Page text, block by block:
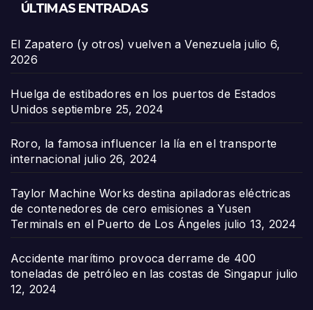
ÚLTIMAS ENTRADAS
El Zapatero (y otros) vuelven a Venezuela julio 6,
2026
Huelga de estibadores en los puertos de Estados
Unidos septiembre 25, 2024
Roro, la famosa influencer la lía en el transporte
internacional julio 26, 2024
Taylor Machine Works destina apiladoras eléctricas
de contenedores de cero emisiones a Yusen
Terminals en el Puerto de Los Ángeles julio 13, 2024
Accidente marítimo provoca derrame de 400
toneladas de petróleo en las costas de Singapur julio
12, 2024